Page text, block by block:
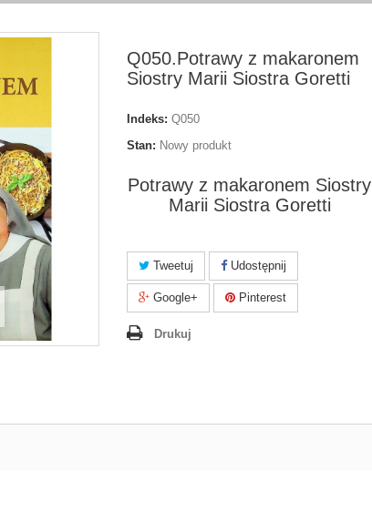
Q050.Potrawy z makaronem
Siostry Marii Siostra Goretti
Indeks: Q050
Stan: Nowy produkt
Potrawy z makaronem Siostry
Marii Siostra Goretti
Tweetuj Udostępnij
Google+ Pinterest
Drukuj